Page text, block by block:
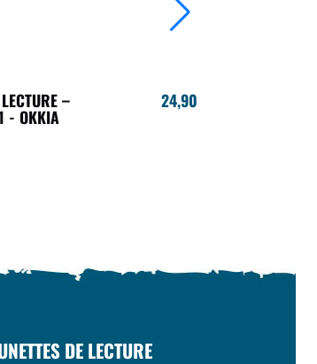
–
- OKKIA
24,90 €
DE LECTURE